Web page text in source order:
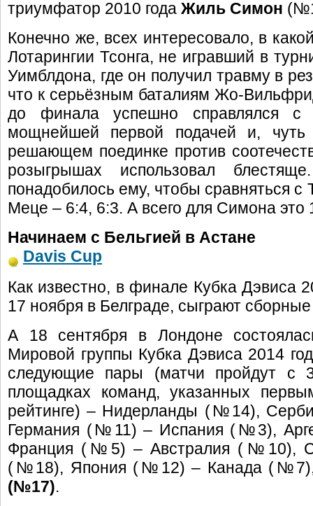
триумфатор 2010 года Жиль Симон
Конечно же, всех интересовало, в
Лотарингии Тсонга, не игравший в
Уимблдона, где он получил травму в
что к серьёзным баталиям Жо-
до финала успешно справлялся с
мощнейшей первой подачей и,
решающем поединке против
розыгрышах использовал
понадобилось ему, чтобы сравняться с
Меце – 6:4, 6:3. А всего для Симона это
Начинаем с Бельгией в Астане
Davis Cup
Как известно, в финале Кубка Дэвиса
17 ноября в Белграде, сыграют
А 18 сентября в Лондоне
Мировой группы Кубка Дэвиса 2014
следующие пары (матчи пройдут с
площадках команд, указанных
рейтинге) – Нидерланды (№14),
Германия (№11) – Испания (№3),
Франция (№5) – Австралия (№10),
(№18), Япония (№12) – Канада
(№17).